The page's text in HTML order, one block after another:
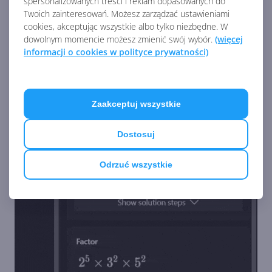
Twoich zainteresowań. Możesz zarządzać ustawieniami
cookies, akceptując wszystkie albo tylko niezbędne. W
dowolnym momencie możesz zmienić swój wybór. (więcej
informacji o cookies w polityce prywatności)
Odrzuć wszystkie
Dostosuj
Zaakceptuj wszystkie